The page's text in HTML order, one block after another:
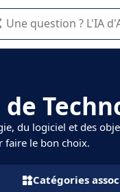
L'IA de Appvizer vous
du logiciel et des
faire le bon choix.
Catégories